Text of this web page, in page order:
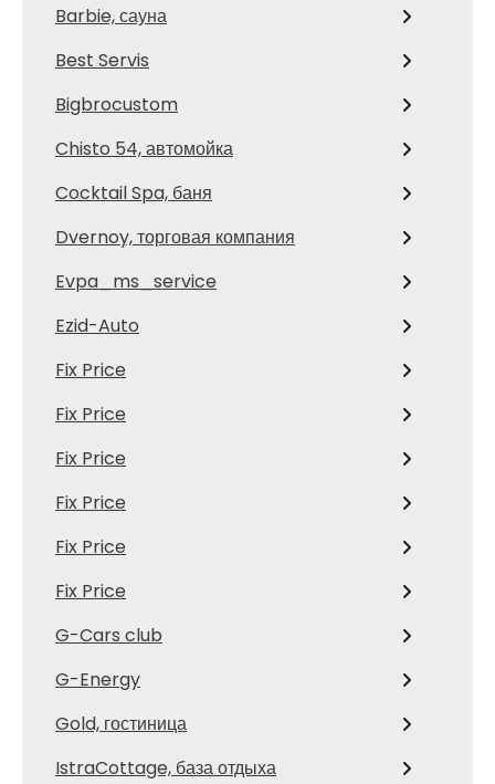
Barbie, сауна
Best Servis
Bigbrocustom
Chisto 54, автомойка
Cocktail Spa, баня
Dvernoy, торговая компания
Evpa_ms_service
Ezid-Auto
Fix Price
Fix Price
Fix Price
Fix Price
Fix Price
Fix Price
G-Cars club
G-Energy
Gold, гостиница
IstraCottage, база отдыха